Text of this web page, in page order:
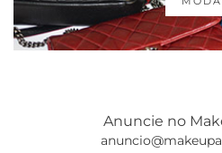
Anuncie no